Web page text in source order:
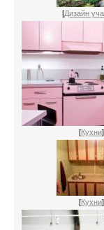
[Дизайн
[Кухни]
[Кухни]